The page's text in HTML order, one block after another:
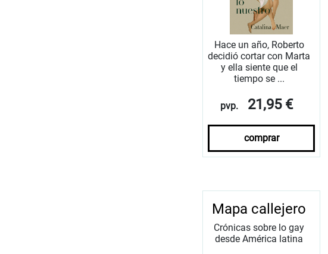
Hace un año, Roberto
decidió cortar con Marta
y ella siente que el
tiempo se ...
pvp. 21,95 €
comprar
Mapa callejero
Crónicas sobre lo gay
desde América latina